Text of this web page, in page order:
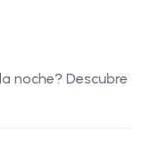
noche? Descubre